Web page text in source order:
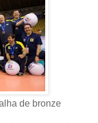
de bronze